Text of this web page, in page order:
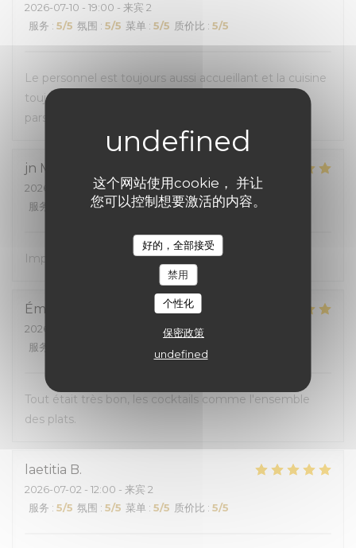
这个网站使用cookie， 并让
您可以控制想要激活的内容。
好的，全部接受
禁用
个性化
保密政策
undefined
2026-07-10 - 19:00 - 来宾 2
服务 : 5/5 氛围 : 5/5 菜单 : 5/5 质价比 : 5/5
Le personnel est toujours aussi accueillant et la cuisine
toujours bonne. La salle climatisée était appréciable
pars ces fortes chaleurs.
jn M
2026-07-06
- 12:00 - 来宾 3
服务
氛围: 5/5 菜单:5/5 质价比: 4/5
Impec, comme d'habitude
Émilie
2026-07-02
服务
Tout était très bon, les cocktails comme l'ensemble
des plats.
laetitia B
2026-07-02 - 12:00 - 来宾 2
服务 : 5/5 氛围 : 5/5 菜单 : 5/5 质价比 : 5/5